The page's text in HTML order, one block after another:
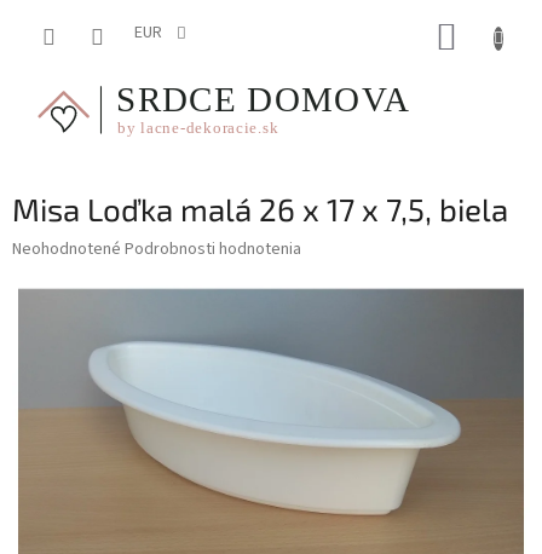
EUR
Misa Loďka malá 26 x 17 x 7,5, biela
Priemerné
produktu
hviezdičiek.
Neohodnotené Podrobnosti hodnotenia